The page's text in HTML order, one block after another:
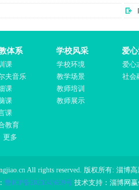
体系
课
夫音乐
课
课
课
教育
更多
学校风采
学校环境
教学场景
教师培训
教师展示
爱
爱心
社会
All rights reserved. 版权所有: 淄博
鲁ICP备2023043609号 技术支持：淄博网赢